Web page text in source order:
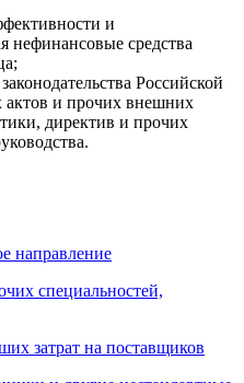
и
нефинансовые средства
Российской
и прочих внешних
директив и прочих
направление
специальностей,
затрат на поставщиков